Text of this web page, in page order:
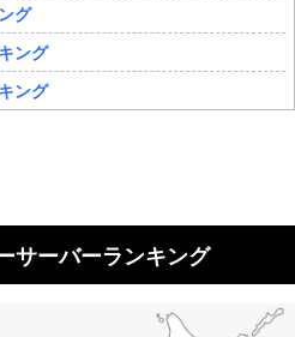
グ
ング
ング
サーバーランキング